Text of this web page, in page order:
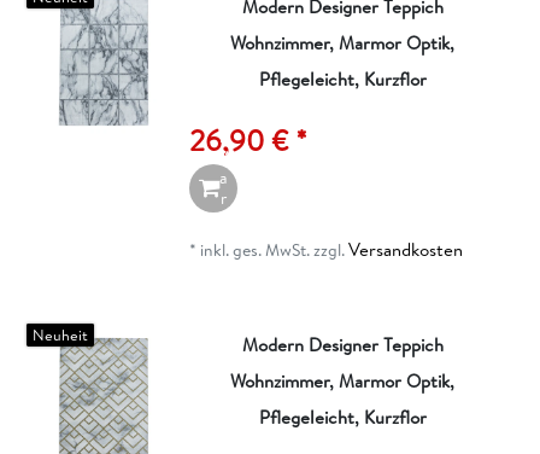
Modern Designer Teppich
Wohnzimmer, Marmor Optik,
Pflegeleicht, Kurzflor
26,90 € *
n
W
a
r
e
n
k
* inkl. ges. MwSt.zzgl.Versandkosten
Neuheit
Modern Designer Teppich
Wohnzimmer, Marmor Optik,
Pflegeleicht, Kurzflor